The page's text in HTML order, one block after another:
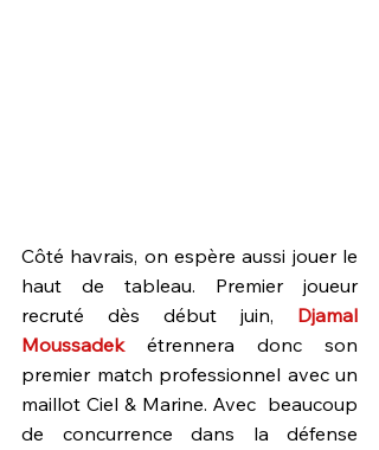
Côté havrais, on espère aussi jouer le
haut de tableau. Premier joueur
recruté dès début juin, Djamal
Moussadek étrennera donc son
premier match professionnel avec un
maillot Ciel & Marine. Avec  beaucoup
de concurrence dans la défense